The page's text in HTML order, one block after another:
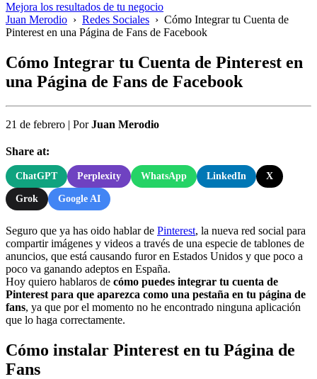
Mejora los resultados de tu negocio
Juan Merodio › Redes Sociales › Cómo Integrar tu Cuenta de
Pinterest en una Página de Fans de Facebook
Cómo Integrar tu Cuenta de Pinterest en
una Página de Fans de Facebook
21 de febrero | PorJuan Merodio
Share at:
ChatGPT Perplexity WhatsApp LinkedIn X
Grok Google AI
Seguro que ya has oido hablar de Pinterest, la nueva red social para
compartir imágenes y videos a través de una especie de tablones de
anuncios, que está causando furor en Estados Unidos y que poco a
poco va ganando adeptos en España.
Hoy quiero hablaros de cómo puedes integrar tu cuenta de
Pinterest para que aparezca como una pestaña en tu página de
fans, ya que por el momento no he encontrado ninguna aplicación
que lo haga correctamente.
Cómo instalar Pinterest en tu Página de
Fans